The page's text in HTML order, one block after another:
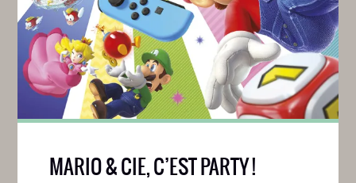
MARIO & CIE, C’EST PARTY !